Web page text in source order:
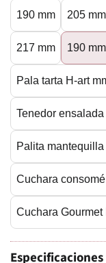
190 mm 205 mm
217 mm 190 mm
Pala tarta H-art
Tenedor
Palita mantequilla
Cuchara
Cuchara Gourmet